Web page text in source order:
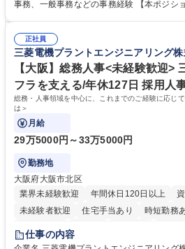
メンバーの業務サポート 【将来的には】 ■
想定です。 募集職種 未経験歓迎【経理/みなとみらい】プライム上場/残業
ほぼなし/年休123日
事務、一般事務などの事務経験 【本ポジションについて】 本ポジション
当し、3～5年をかけて月次決算・四半期決
テップアップできます。また、残業は通常
未満のため、無理なく経理として専門性を
歴・資格 学歴：大学院 大学 高専 短大 専修
簿記検定1級 日商簿記検定2級
正社員
三菱電機プラントエンジニアリング
【大阪】総務人事<未経験歓迎>
フラを支える/年休127日 採用人
総務・人事領域を中心に、これまでのご経験に応じ
は＞
月給
29万5000円～33万5000円
勤務地
大阪府大阪市北区
業界未経験歓迎
年間休日120日以上
未経験者歓迎
住宅手当あり 時短勤務
退職金あり
駅近5分以内
土日祝休み 服装自由
仕事の内容